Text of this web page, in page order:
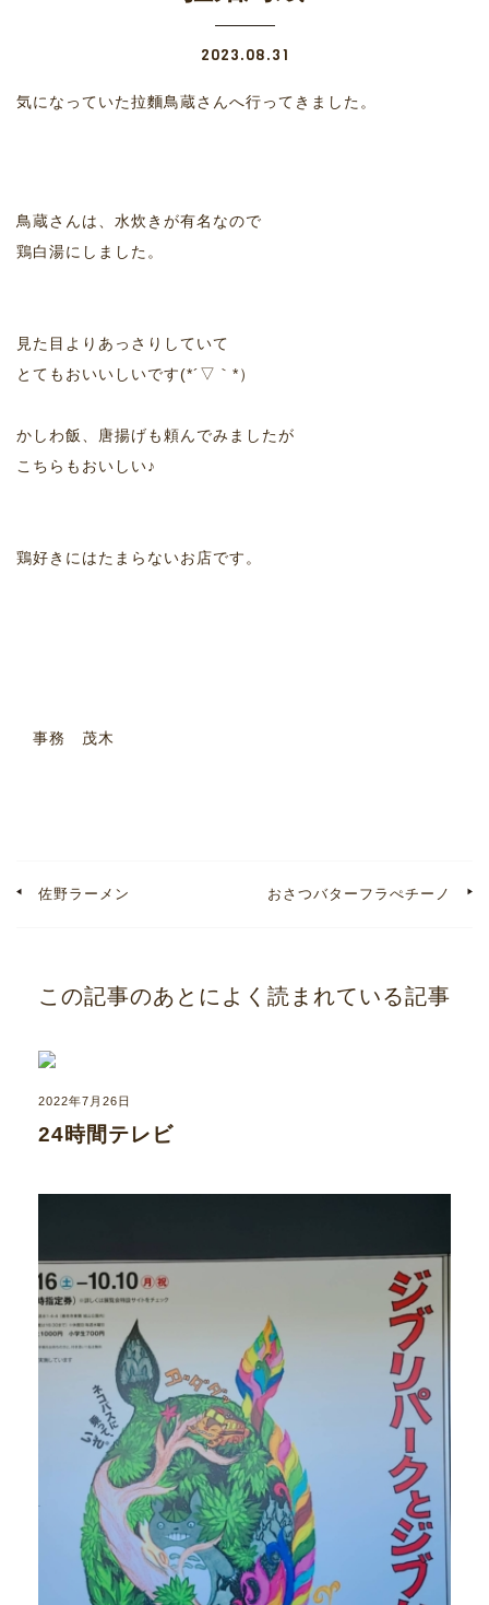
2023.08.31
気になっていた拉麵鳥蔵さんへ行ってきました。
鳥蔵さんは、水炊きが有名なので
鶏白湯にしました。
見た目よりあっさりしていて
とてもおいいしいです(*´▽｀*）
かしわ飯、唐揚げも頼んでみましたが
こちらもおいしい♪
鶏好きにはたまらないお店です。
事務 茂木
佐野ラーメン おさつバターフラぺチーノ
この記事のあとによく読まれている記事
2022年7月26日
24時間テレビ